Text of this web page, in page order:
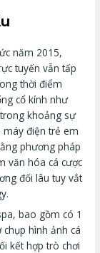
năm 2015,
tuyến vẫn tấp
thời điểm
cổ kính như
khoảng sự
máy điện trẻ em
phương pháp
văn hóa cá cược
đối lâu tuy vắt
bao gồm có 1
hình ảnh cá
kết hợp trò chơi